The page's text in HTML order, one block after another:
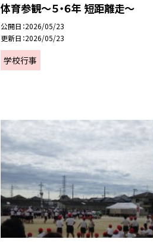
体育参観～５・６年 短距離走～
公開日 2026/05/23
更新日 2026/05/23
学校行事